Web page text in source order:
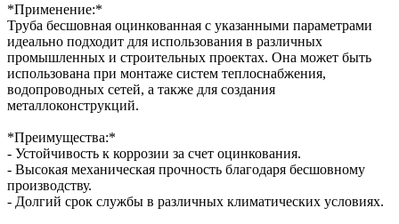
*Применение:*
Труба бесшовная оцинкованная с указанными параметрами
идеально подходит для использования в различных
промышленных и строительных проектах. Она может быть
использована при монтаже систем теплоснабжения,
водопроводных сетей, а также для создания
металлоконструкций.
*Преимущества:*
- Устойчивость к коррозии за счет оцинкования.
- Высокая механическая прочность благодаря бесшовному
производству.
- Долгий срок службы в различных климатических условиях.